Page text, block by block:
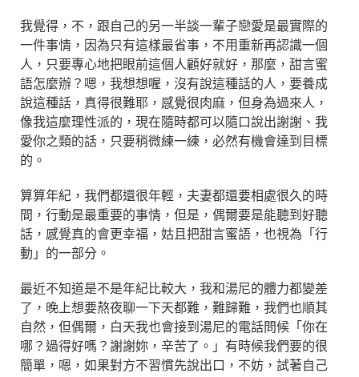
我覺得，不，跟自己的另一半談一輩子戀愛是最實際的
一件事情，因為只有這樣最省事，不用重新再認識一個
人，只要專心地把眼前這個人顧好就好，那麼，甜言蜜
語怎麼辦？嗯，我想想喔，沒有說這種話的人，要養成
說這種話，真得很難耶，感覺很肉麻，但身為過來人，
像我這麼理性派的，現在隨時都可以隨口說出謝謝、我
愛你之類的話，只要稍微練一練，必然有機會達到目標
的。
算算年紀，我們都還很年輕，夫妻都還要相處很久的時
間，行動是最重要的事情，但是，偶爾要是能聽到好聽
話，感覺真的會更幸福，姑且把甜言蜜語，也視為「行
動」的一部分。
最近不知道是不是年紀比較大，我和湯尼的體力都變差
了，晚上想要熬夜聊一下天都難，難歸難，我們也順其
自然，但偶爾，白天我也會接到湯尼的電話問候「你在
哪？過得好嗎？謝謝妳，辛苦了。」有時候我們要的很
簡單，嗯，如果對方不習慣先說出口，不妨，試著自己